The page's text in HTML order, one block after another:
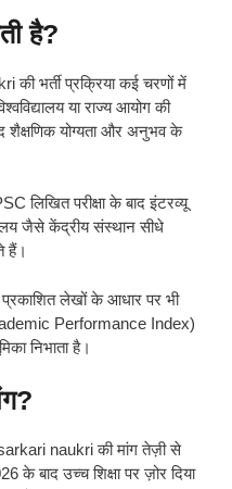
है?
भर्ती प्रक्रिया कई चरणों में
या राज्य आयोग की
योग्यता और अनुभव के
लिखित परीक्षा के बाद इंटरव्यू
जैसे केंद्रीय संस्थान सीधे
हैं।
लेखों के आधार पर भी
Performance Index)
निभाता है।
naukri की मांग तेज़ी से
के बाद उच्च शिक्षा पर ज़ोर दिया